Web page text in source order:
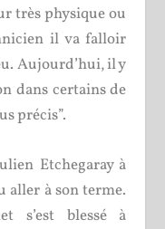
très physique ou
il va falloir
Aujourd’hui, il y
dans certains de
précis”.
Etchegaray à
aller à son terme.
s’est blessé à